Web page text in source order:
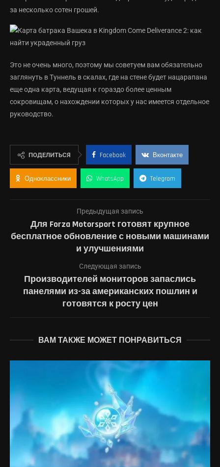
за несколько сотен грошей.
Это не очень много, поэтому мы советуем вам обязательно
заглянуть в Туннель в скалах, где на стене будет нацарапана
еще одна карта, ведущая к гораздо более ценным
сокровищам, о нахождении которых у нас имеется отдельное
руководство.
ПОДЕЛИТЬСЯ Facebook Вконтакте
Одноклассники WhatsApp Telegram
Предыдущая запись
Для Forza Motorsport готовят крупное
бесплатное обновление с новыми машинами
и улучшениями
Следующая запись
Производителей мониторов запаслись
панелями из-за американских пошлин и
готовятся к росту цен
ВАМ ТАКЖЕ МОЖЕТ ПОНРАВИТЬСЯ